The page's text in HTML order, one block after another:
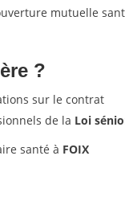
mutuelle
?
sur le contrat
de la Loi
santé à FOIX